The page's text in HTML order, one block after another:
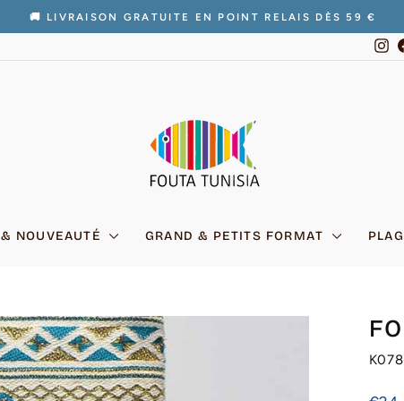
Diaporama
🚚 LIVRAISON GRATUITE EN POINT RELAIS DÈS 59 €
NOUVEAUTÉ GRAND & PETITS FORMAT
K078